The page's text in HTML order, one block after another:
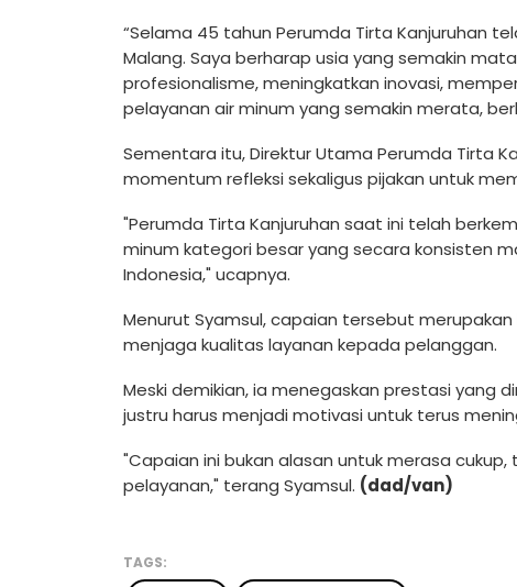
“Selama 45 tahun Perumda Tirta Kanjuruhan
Malang. Saya berharap usia yang semakin
profesionalisme, meningkatkan inovasi,
pelayanan air minum yang semakin merata,
Sementara itu, Direktur Utama Perumda Tirta
momentum refleksi sekaligus pijakan untuk
"Perumda Tirta Kanjuruhan saat ini telah
minum kategori besar yang secara konsisten
Indonesia," ucapnya.
Menurut Syamsul, capaian tersebut
menjaga kualitas layanan kepada pelanggan.
Meski demikian, ia menegaskan prestasi yang
justru harus menjadi motivasi untuk terus
"Capaian ini bukan alasan untuk merasa
pelayanan," terang Syamsul. (dad/van)
TAGS: